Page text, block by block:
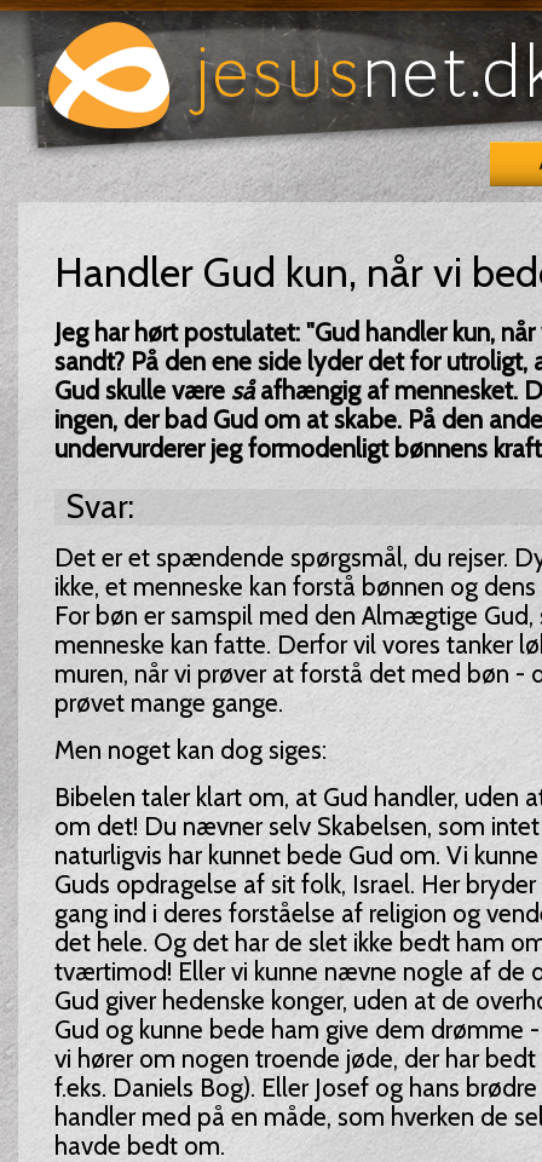
Handler Gud kun, når vi
Jeg har hørt postulatet: "Gud handler kun,
sandt? På den ene side lyder det for
Gud skulle være såafhængig af mennesket.
ingen, der bad Gud om at skabe. På den
undervurderer jeg formodenligt bønnens
Svar:
Det er et spændende spørgsmål, du rejser.
ikke, et menneske kan forstå bønnen og
For bøn er samspil med den Almægtige
menneske kan fatte. Derfor vil vores tanker
muren, når vi prøver at forstå det med bøn -
prøvet mange gange.
Men noget kan dog siges:
Bibelen taler klart om, at Gud handler, uden
om det! Du nævner selv Skabelsen, som
naturligvis har kunnet bede Gud om. Vi
Guds opdragelse af sit folk, Israel. Her
gang ind i deres forståelse af religion og
det hele. Og det har de slet ikke bedt ham
tværtimod! Eller vi kunne nævne nogle af de
Gud giver hedenske konger, uden at de
Gud og kunne bede ham give dem drømme
vi hører om nogen troende jøde, der har
f.eks. Daniels Bog). Eller Josef og hans
handler med på en måde, som hverken de
havde bedt om.